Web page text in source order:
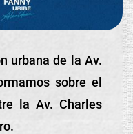
urbana de la Av.
sobre el
la Av. Charles